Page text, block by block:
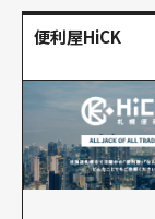
便利屋HiCK